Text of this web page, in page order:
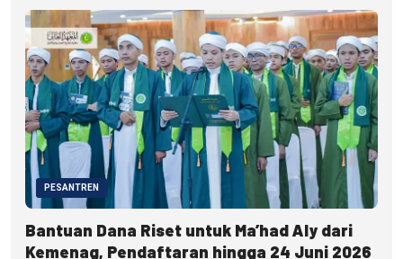
PESANTREN
Bantuan Dana Riset untuk Ma’had Aly dari
Kemenag, Pendaftaran hingga 24 Juni 2026